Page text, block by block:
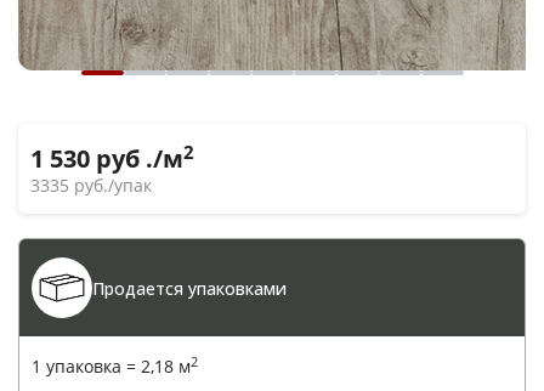
1 530 руб ./м2
3335 руб./упак
Продается упаковками
1 упаковка = 2,18 м2